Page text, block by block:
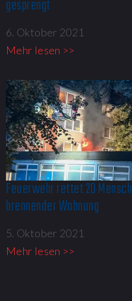
gesprengt
6. Oktober 2021
Mehr lesen >>
Feuerwehr rettet 20
brennender Wohnung​
5. Oktober 2021
Mehr lesen >>